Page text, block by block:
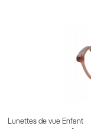
Lunettes de vue Enfant